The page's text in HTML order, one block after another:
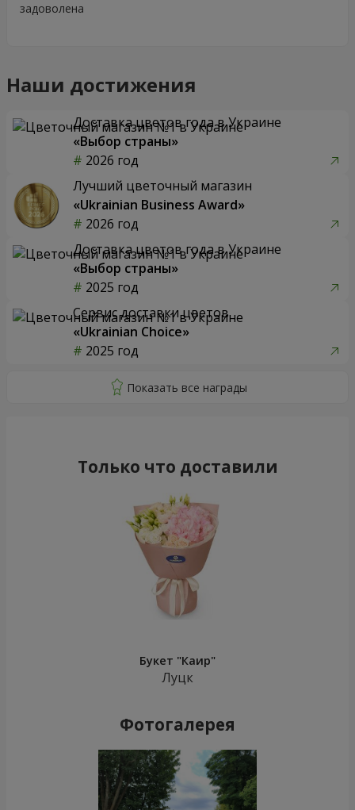
задоволена
Наши достижения
Доставка цветов года в Украине
«Выбор страны»
2026 год
Лучший цветочный магазин
«Ukrainian Business Award»
2026 год
Доставка цветов года в Украине
«Выбор страны»
2025 год
Сервис доставки цветов
«Ukrainian Choice»
2025 год
Только что доставили
Букет "Каир"
Луцк
Фотогалерея